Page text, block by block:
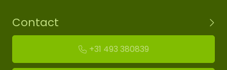
Contact
+31 493 380839